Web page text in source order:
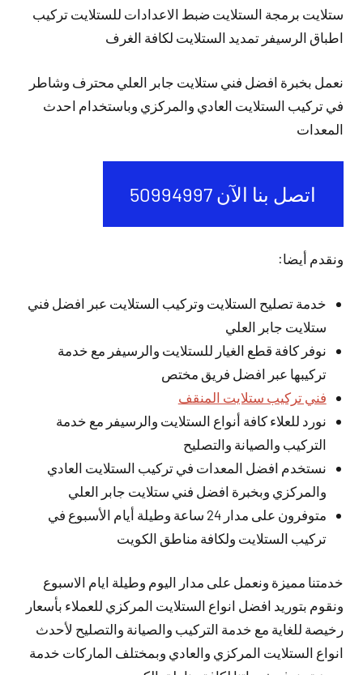
ستلايت برمجة الستلايت ضبط الاعدادات للستلايت تركيب
اطباق الرسيفر تمديد الستلايت لكافة الغرف
نعمل بخبرة افضل فني ستلايت جابر العلي محترف وشاطر
في تركيب الستلايت العادي والمركزي وباستخدام احدث
المعدات
اتصل بنا الآن 50994997
ونقدم أيضا:
خدمة تصليح الستلايت وتركيب الستلايت عبر افضل فني
ستلايت جابر العلي
نوفر كافة قطع الغيار للستلايت والرسيفر مع خدمة
تركيبها عبر افضل فريق مختص
فني تركيب ستلايت المنقف
نورد للعلاء كافة أنواع الستلايت والرسيفر مع خدمة
التركيب والصيانة والتصليح
نستخدم افضل المعدات في تركيب الستلايت العادي
والمركزي وبخبرة افضل فني ستلايت جابر العلي
متوفرون على مدار 24 ساعة وطيلة أيام الأسبوع في
تركيب الستلايت ولكافة مناطق الكويت
خدمتنا مميزة ونعمل على مدار اليوم وطيلة ايام الاسبوع
ونقوم بتوريد افضل انواع الستلايت المركزي للعملاء بأسعار
رخيصة للغاية مع خدمة التركيب والصيانة والتصليح لأحدث
انواع الستلايت المركزي والعادي وبمختلف الماركات خدمة